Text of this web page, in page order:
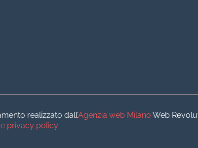
Aumento labbra
Botulino
Filler
realizzato dall’Agenzia web Milano Web
privacy policy